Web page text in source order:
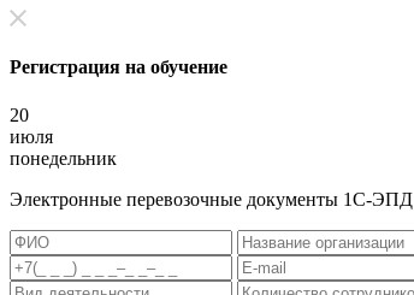
Регистрация на обучение
20
июля
понедельник
Электронные перевозочные документы 1С-ЭПД